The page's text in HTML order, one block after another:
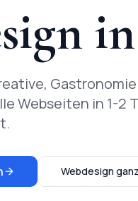
in
Webseiten in 1-2
Webdesign